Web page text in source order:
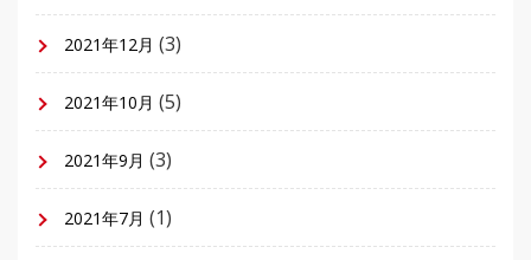
2021年12月 (3)
2021年10月 (5)
2021年9月 (3)
2021年7月 (1)